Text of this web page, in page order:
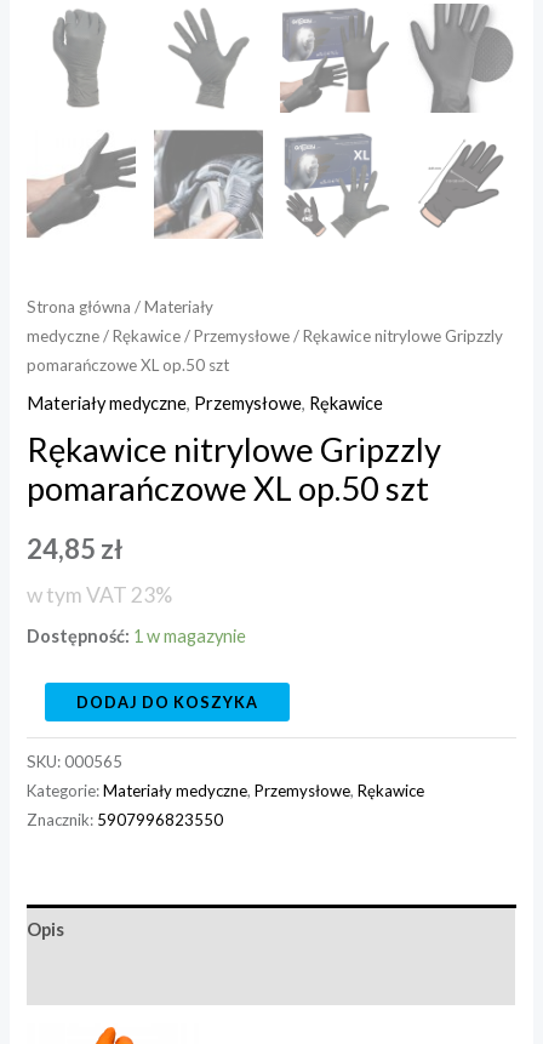
Strona główna /Materiały
medyczne/Rękawice/Przemysłowe/ Rękawice nitrylowe Gripzzly
pomarańczowe XL op.50 szt
Materiały medyczne, Przemysłowe, Rękawice
Rękawice nitrylowe Gripzzly
pomarańczowe XL op.50 szt
24,85 zł
w tym VAT 23%
Dostępność: 1 w magazynie
DODAJ DO KOSZYKA
SKU:000565
Kategorie:Materiały medyczne,Przemysłowe,Rękawice
Znacznik: 5907996823550
Opis